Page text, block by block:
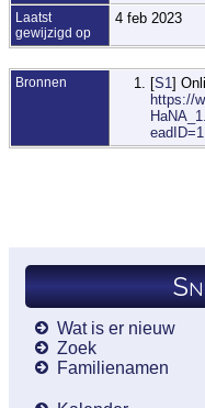
Laatst
gewijzigd op
4 feb 2023
Bronnen [S1 ]
https://
Wat is er nieuw
Zoek
Familienamen